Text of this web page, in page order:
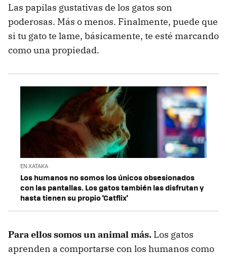
Las papilas gustativas de los gatos son
poderosas. Más o menos. Finalmente, puede que
si tu gato te lame, básicamente, te esté marcando
como una propiedad.
EN XATAKA
Los humanos no somos los únicos obsesionados
con las pantallas. Los gatos también las disfrutan y
hasta tienen su propio 'Catflix'
Para ellos somos un animal más. Los gatos
aprenden a comportarse con los humanos como